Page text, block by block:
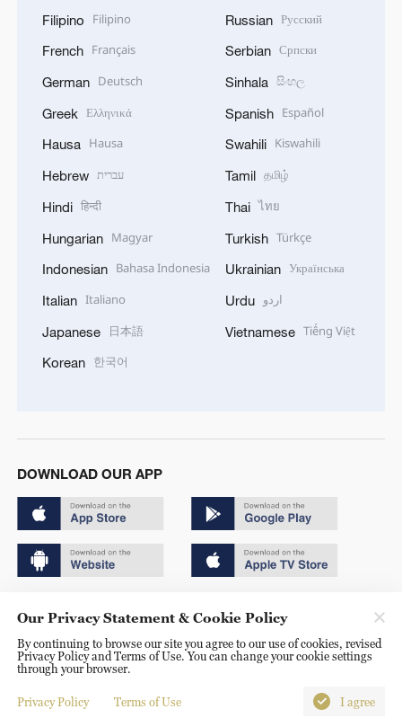
Filipino Filipino
French Français
German Deutsch
Greek Ελληνικά
Hausa Hausa
Hebrew עברית
Hindi हिन्दी
Hungarian Magyar
Indonesian Bahasa Indonesia
Italian Italiano
Japanese 日本語
Korean 한국어
Russian Русский
Serbian Српски
Sinhala සිංහල
Spanish Español
Swahili Kiswahili
Tamil தமிழ்
Thai ไทย
Turkish Türkçe
Ukrainian Українська
Urdu اردو
Vietnamese Tiếng Việt
DOWNLOAD OUR APP
京ICP备20000184号
京公网安备 11010502050052号
Disinformation report hotline: 010-85061466
Our Privacy Statement & Cookie Policy
By continuing to browse our site you agree to our use of cookies, revised
Privacy Policy and Terms of Use. You can change your cookie settings
through your browser.
Privacy Policy Terms of Use I agree